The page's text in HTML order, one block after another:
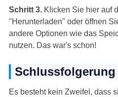
Schritt 3.Klicken Sie hier auf
"Herunterladen" oder öffnen
andere Optionen wie das
nutzen. Das war's schon!
Schlussfolgerung
Es besteht kein Zweifel, dass